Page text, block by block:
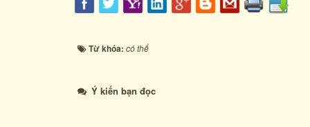
Từ khóa: có thể
Ý kiến bạn đọc